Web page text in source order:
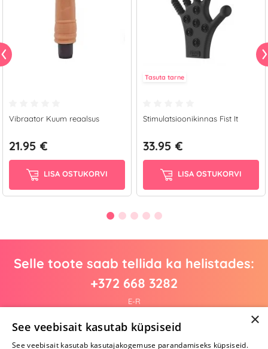
Vibraator Kuum reaalsus
21.95 €
LISA OSTUKORVI
Tasuta tarne
Stimulatsioonikinnas Fist It
33.95 €
LISA OSTUKORVI
Selle toote saab tellida ka helistades:
+372 668 3282
E-R
Arvustusi veel pole
×
See veebisait kasutab küpsiseid
See veebisait kasutab kasutajakogemuse parandamiseks küpsiseid.